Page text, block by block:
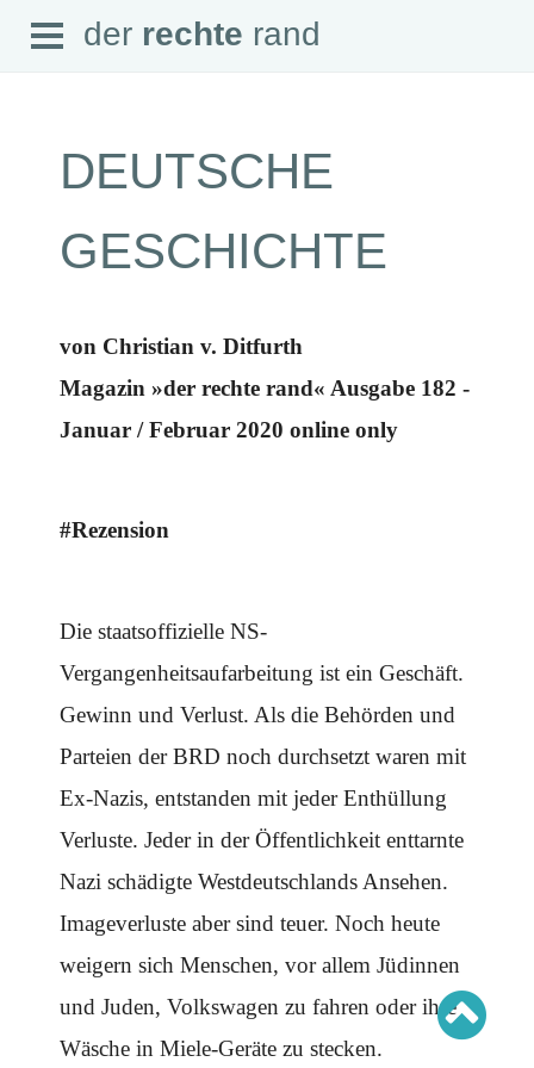
der rechte rand
SEITEN
Audio
Downloads
Datenschutz
Schwerpunkte Übersicht
Schwerpunkt AFD-Verbot
Schwerpunkt »Reichsbürger«
Schwerpunkt NPD
Ausgabe 221
Ausgabe 219
Ausgabe 217
Open
Menu
der rechte rand
DEUTSCHE
GESCHICHTE
von Christian v. Ditfurth
Magazin »der rechte rand« Ausgabe 182 -
Januar / Februar 2020 online only
#Rezension
Die staatsoffizielle NS-
Vergangenheitsaufarbeitung ist ein Geschäft.
Gewinn und Verlust. Als die Behörden und
Parteien der BRD noch durchsetzt waren mit
Ex-Nazis, entstanden mit jeder Enthüllung
Verluste. Jeder in der Öffentlichkeit enttarnte
Nazi schädigte Westdeutschlands Ansehen.
Imageverluste aber sind teuer. Noch heute
weigern sich Menschen, vor allem Jüdinnen
und Juden, Volkswagen zu fahren oder ihre
Wäsche in Miele-Geräte zu stecken.